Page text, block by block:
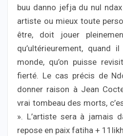
buu danno jefja du nul
artiste ou mieux toute
être, doit jouer
qu’ultérieurement,
monde, qu’on puisse
fierté. Le cas précis de
donner raison à Jean
vrai tombeau des morts,
». L’artiste sera à jamais
repose en paix fatiha +